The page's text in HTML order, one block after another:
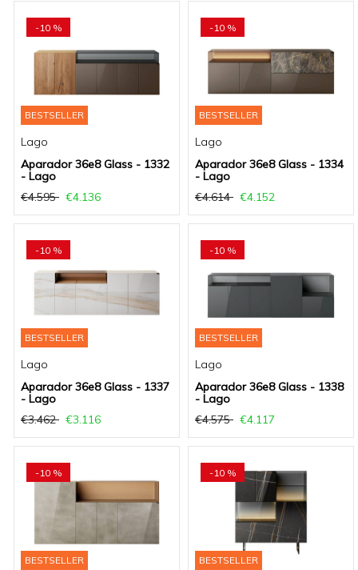
-10 %
BESTSELLER
Lago
Aparador 36e8 Glass - 1332
- Lago
€4.595
€4.136
-10 %
BESTSELLER
Lago
Aparador 36e8 Glass - 1334
- Lago
€4.614
€4.152
-10 %
BESTSELLER
Lago
Aparador 36e8 Glass - 1337
- Lago
€3.462
€3.116
-10 %
BESTSELLER
Lago
Aparador 36e8 Glass - 1338
- Lago
€4.575
€4.117
-10 %
BESTSELLER
-10 %
BESTSELLER